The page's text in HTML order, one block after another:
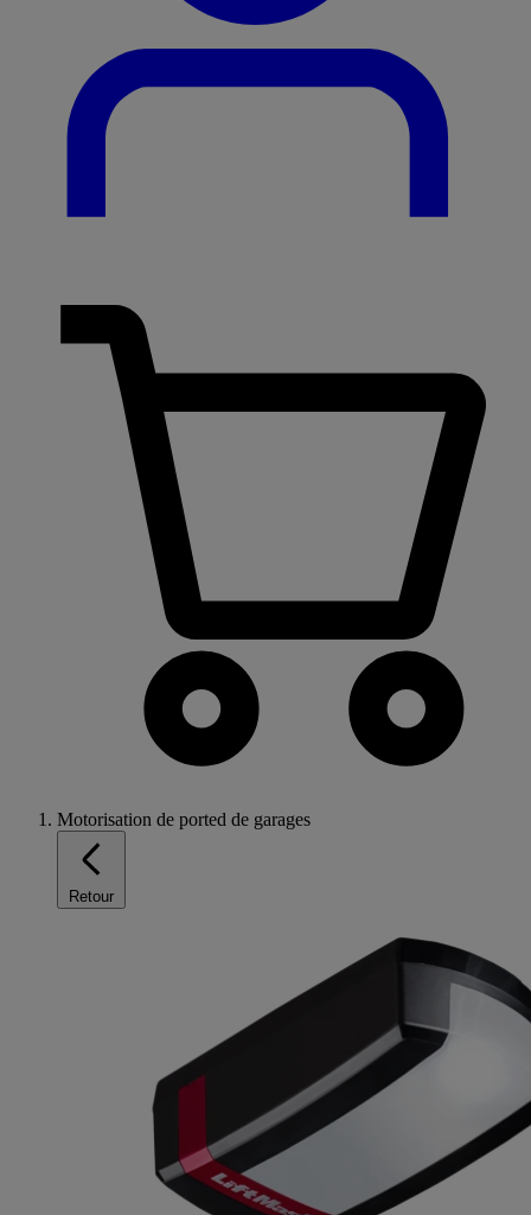
Motorisation de ported de garages
Retour